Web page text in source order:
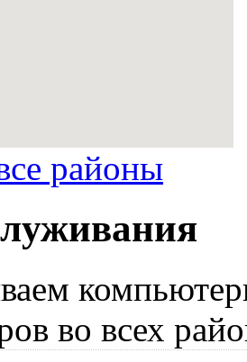
районы
во всех